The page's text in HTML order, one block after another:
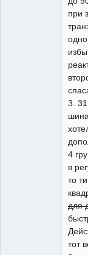
при
3.
4
в
то
для
тот